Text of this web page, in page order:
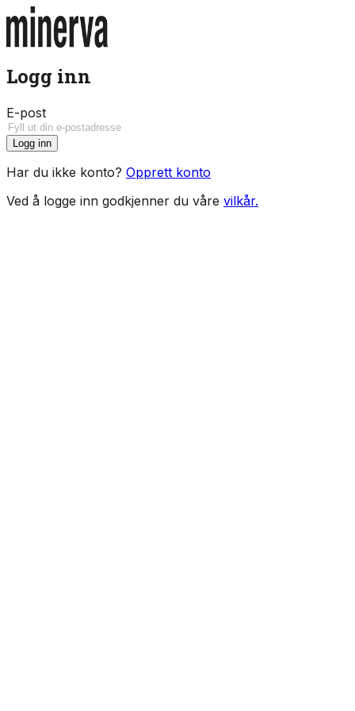
Logg inn
E-post
Logg inn
Har du ikke konto? Opprett konto
Ved å logge inn godkjenner du våre vilkår.